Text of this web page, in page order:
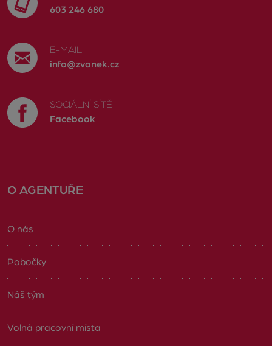
603 246 680
E-MAIL
info@zvonek.cz
SOCIÁLNÍ SÍTĚ
Facebook
O AGENTUŘE
O nás
Pobočky
Náš tým
Volná pracovní místa